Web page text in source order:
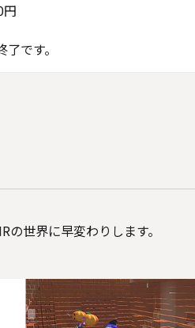
です。
世界に早変わりします。